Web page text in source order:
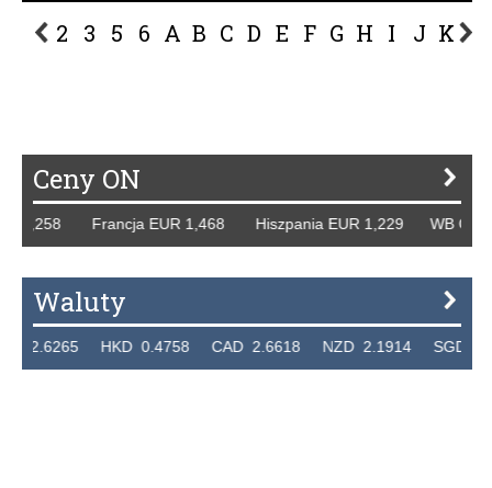
2 3 5 6 A B C D E F G H I J K L
Ceny ON
Francja EUR 1,468 Hiszpania EUR 1,229 WB GBP
Waluty
HKD 0.4758 CAD 2.6618 NZD 2.1914 SGD